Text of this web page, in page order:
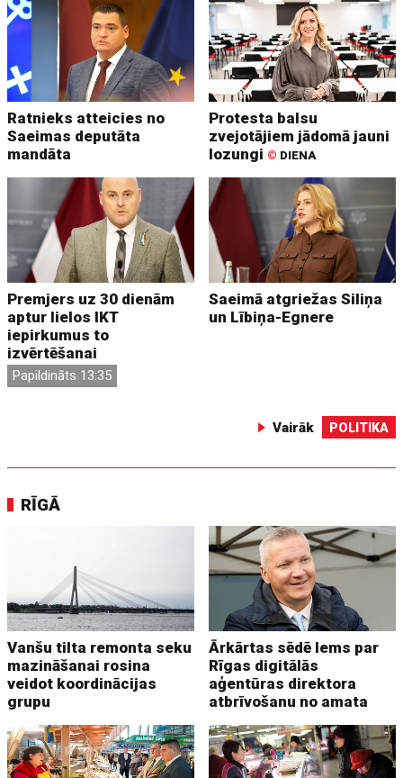
Ratnieks atteicies no
Saeimas deputāta
mandāta
Protesta balsu
zvejotājiem jādomā jauni
lozungi © DIENA
Premjers uz 30 dienām
aptur lielos IKT
iepirkumus to
izvērtēšanai
Papildināts 13:35
Saeimā atgriežas Siliņa
un Lībiņa-Egnere
Vairāk POLITIKA
RĪGĀ
Vanšu tilta remonta seku
mazināšanai rosina
veidot koordinācijas
grupu
Ārkārtas sēdē lems par
Rīgas digitālās
aģentūras direktora
atbrīvošanu no amata